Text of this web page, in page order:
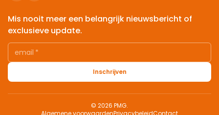
Mis nooit meer een belangrijk nieuwsbericht of
exclusieve update.
email *
Inschrijven
© 2026 PMG.